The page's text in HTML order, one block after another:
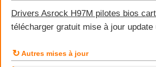
Drivers Asrock H97M pilotes bios
télécharger gratuit mise à jour
↻ Autres mises à jour